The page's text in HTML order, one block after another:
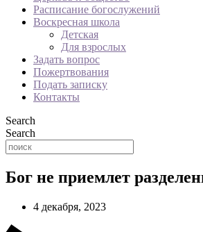
Расписание богослужений
Воскресная школа
Детская
Для взрослых
Задать вопрос
Пожертвования
Подать записку
Контакты
Search
Search
Бог не приемлет
4 декабря, 2023